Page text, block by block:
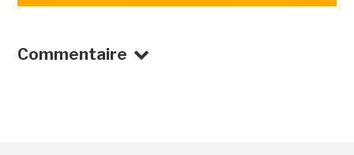
Commentaire